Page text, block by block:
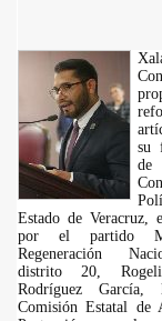
su
Estado de Veracruz,
por el partido
Regeneración
distrito 20,
Rodríguez
Comisión Estatal de